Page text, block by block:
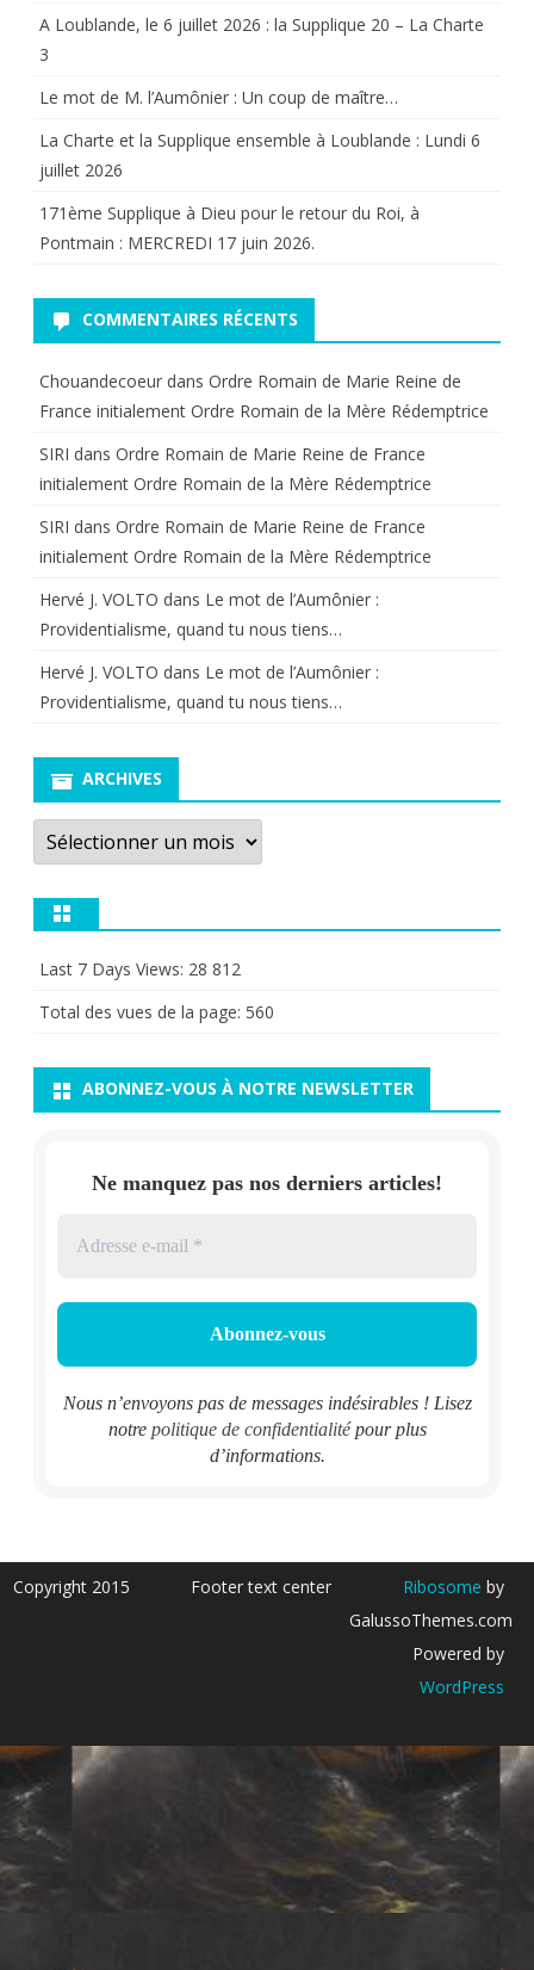
frères,
Christ
A Loublande, le 6 juillet 2026 : la Supplique 20 – La Charte
3
Le mot de M. l’Aumônier : Un coup de maître…
La Charte et la Supplique ensemble à Loublande : Lundi 6
juillet 2026
171ème Supplique à Dieu pour le retour du Roi, à
Pontmain : MERCREDI 17 juin 2026.
COMMENTAIRES RÉCENTS
Chouandecoeur dans Ordre Romain de Marie Reine de
France initialement Ordre Romain de la Mère Rédemptrice
SIRI dans Ordre Romain de Marie Reine de France
initialement Ordre Romain de la Mère Rédemptrice
SIRI dans Ordre Romain de Marie Reine de France
initialement Ordre Romain de la Mère Rédemptrice
Hervé J. VOLTO dans Le mot de l’Aumônier :
Providentialisme, quand tu nous tiens…
Hervé J. VOLTO dans Le mot de l’Aumônier :
Providentialisme, quand tu nous tiens…
ARCHIVES
Archives
Last 7 Days Views: 28 812
Total des vues de la page: 560
ABONNEZ-VOUS À NOTRE NEWSLETTER
Ne manquez pas nos derniers articles!
Nous n’envoyons pas de messages indésirables ! Lisez
notre politique de confidentialitépour plus
d’informations.
Copyright 2015 Footer text center Ribosome by
GalussoThemes.com
Powered by
WordPress